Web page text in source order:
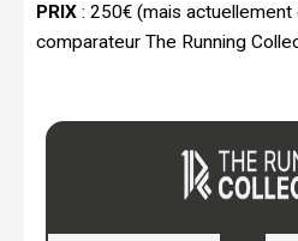
PRIX : 250€ (mais
comparateur The Running